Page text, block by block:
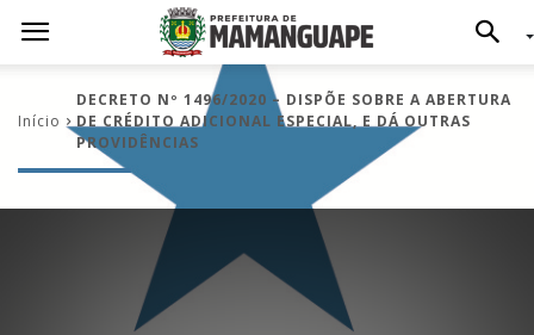
Início
DECRETO Nº 1496/2020 – DISPÕE SOBRE A ABERTURA
DE CRÉDITO ADICIONAL ESPECIAL, E DÁ OUTRAS
PROVIDÊNCIAS